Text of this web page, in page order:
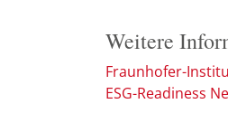
Weitere
Fraunhofer-
ESG-Readiness